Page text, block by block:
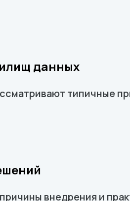
данных
типичные
внедрения и